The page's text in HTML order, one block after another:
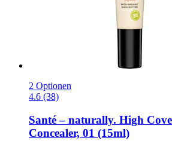
2 Optionen
4.6 (38)
Santé – naturally. High
Concealer, 01 (15ml)